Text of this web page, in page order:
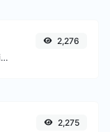
Convertissez facilement les fichiers image BMP en ICO.
2,276
2,275